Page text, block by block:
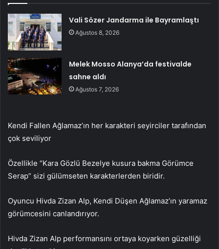
Vali Sözer Jandarma ile Bayramlaştı
Ağustos 8, 2026
Melek Mosso Alanya’da festivalde
sahne aldı
Ağustos 7, 2026
Kendi Fallen Ağlamaz’ın her karakteri seyirciler tarafından
çok seviliyor
Özellikle “Kara Gözlü Bezelye kusura bakma Görümce
Serap” sizi gülümseten karakterlerden biridir.
Oyuncu Hivda Zizan Alp, Kendi Düşen Ağlamaz’ın yaramaz
görümcesini canlandırıyor.
Hivda Zizan Alp performansını ortaya koyarken güzelliği